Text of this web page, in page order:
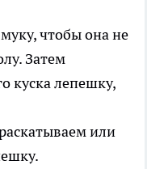
чтобы она не
Затем
куска лепешку,